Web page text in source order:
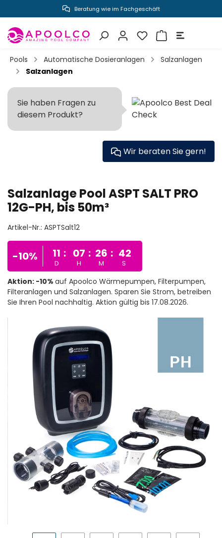
springen Beratung wie im Fachgeschäft
Pools Automatische Dosieranlagen
Salzanlagen
Salzanlagen
Salzanlage Pool ASPT SALT PRO
12G-PH, bis 50m³
Artikel-Nr.: ASPTSalt12
-10% 11 :
D
07 :
H
26 :
M
42
S
Aktion: -10% auf Apoolco Wärmepumpen, Filterpumpen,
Filteranlagen und Salzanlagen. Sparen Sie Strom, betreiben
Sie Ihren Pool nachhaltig. Aktion gültig bis 17.08.2026.
Sie haben Fragen zu
diesem Produkt?
Wir beraten Sie gern!